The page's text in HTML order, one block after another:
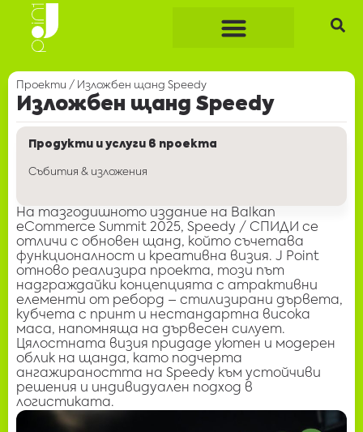
Проекти / Изложбен щанд Speedy
Изложбен щанд Speedy
Продукти и услуги в проекта
Събития & изложения
На тазгодишното издание на Balkan
eCommerce Summit 2025, Speedy / СПИДИ се
отличи с обновен щанд, който съчетава
функционалност и креативна визия. J Point
отново реализира проекта, този път
надграждайки концепцията с атрактивни
елементи от реборд – стилизирани дървета,
кубчета с принт и нестандартна висока
маса, напомняща на дървесен силует.
Цялостната визия придаде уютен и модерен
облик на щанда, като подчерта
ангажираността на Speedy към устойчиви
решения и индивидуален подход в
логистиката.